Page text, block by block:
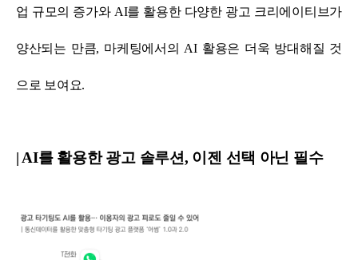
업 규모의 증가와 AI를 활용한 다양한 광고 크리에이티브가
양산되는 만큼, 마케팅에서의 AI 활용은 더욱 방대해질 것
으로 보여요.
| AI를 활용한 광고 솔루션, 이젠 선택 아닌 필수